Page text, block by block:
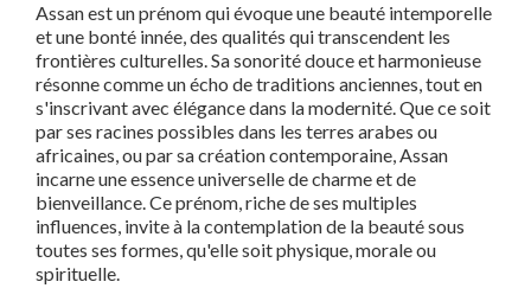
Assan est un prénom qui évoque une beauté intemporelle
et une bonté innée, des qualités qui transcendent les
frontières culturelles. Sa sonorité douce et harmonieuse
résonne comme un écho de traditions anciennes, tout en
s'inscrivant avec élégance dans la modernité. Que ce soit
par ses racines possibles dans les terres arabes ou
africaines, ou par sa création contemporaine, Assan
incarne une essence universelle de charme et de
bienveillance. Ce prénom, riche de ses multiples
influences, invite à la contemplation de la beauté sous
toutes ses formes, qu'elle soit physique, morale ou
spirituelle.